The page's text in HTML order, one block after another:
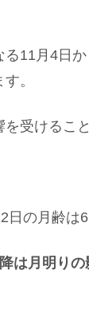
11月4日
。
を受けるこ
の月齢は
は月明り